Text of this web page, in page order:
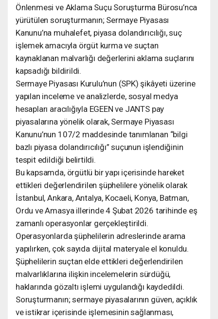
Önlenmesi ve Aklama Suçu Soruşturma Bürosu’nca
yürütülen soruşturmanın; Sermaye Piyasası
Kanunu’na muhalefet, piyasa dolandırıcılığı, suç
işlemek amacıyla örgüt kurma ve suçtan
kaynaklanan malvarlığı değerlerini aklama suçlarını
kapsadığı bildirildi.
Sermaye Piyasası Kurulu’nun (SPK) şikâyeti üzerine
yapılan inceleme ve analizlerde, sosyal medya
hesapları aracılığıyla EGEEN ve JANTS pay
piyasalarına yönelik olarak, Sermaye Piyasası
Kanunu’nun 107/2 maddesinde tanımlanan “bilgi
bazlı piyasa dolandırıcılığı” suçunun işlendiğinin
tespit edildiği belirtildi.
Bu kapsamda, örgütlü bir yapı içerisinde hareket
ettikleri değerlendirilen şüphelilere yönelik olarak
İstanbul, Ankara, Antalya, Kocaeli, Konya, Batman,
Ordu ve Amasya illerinde 4 Şubat 2026 tarihinde eş
zamanlı operasyonlar gerçekleştirildi.
Operasyonlarda şüphelilerin adreslerinde arama
yapılırken, çok sayıda dijital materyale el konuldu.
Şüphelilerin suçtan elde ettikleri değerlendirilen
malvarlıklarına ilişkin incelemelerin sürdüğü,
haklarında gözaltı işlemi uygulandığı kaydedildi.
Soruşturmanın; sermaye piyasalarının güven, açıklık
ve istikrar içerisinde işlemesinin sağlanması,